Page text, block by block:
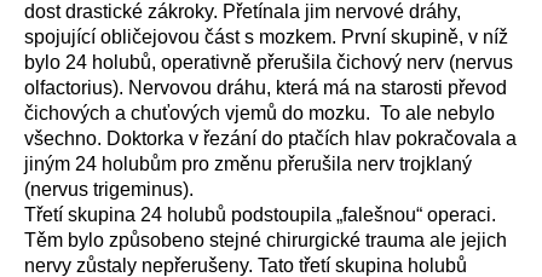
dost drastické zákroky. Přetínala jim nervové dráhy,
spojující obličejovou část s mozkem. První skupině, v níž
bylo 24 holubů, operativně přerušila čichový nerv (nervus
olfactorius). Nervovou dráhu, která má na starosti převod
čichových a chuťových vjemů do mozku. To ale nebylo
všechno. Doktorka v řezání do ptačích hlav pokračovala a
jiným 24 holubům pro změnu přerušila nerv trojklaný
(nervus trigeminus).
Třetí skupina 24 holubů podstoupila „falešnou“ operaci.
Těm bylo způsobeno stejné chirurgické trauma ale jejich
nervy zůstaly nepřerušeny. Tato třetí skupina holubů